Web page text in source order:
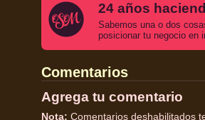
24 años
Sabemos una o dos
posicionar tu negocio en
Comentarios
Agrega tu comentario
Nota: Comentarios deshabilitados